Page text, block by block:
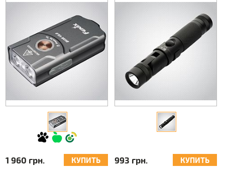
1 960 грн. КУПИТЬ 993 грн. КУПИТЬ